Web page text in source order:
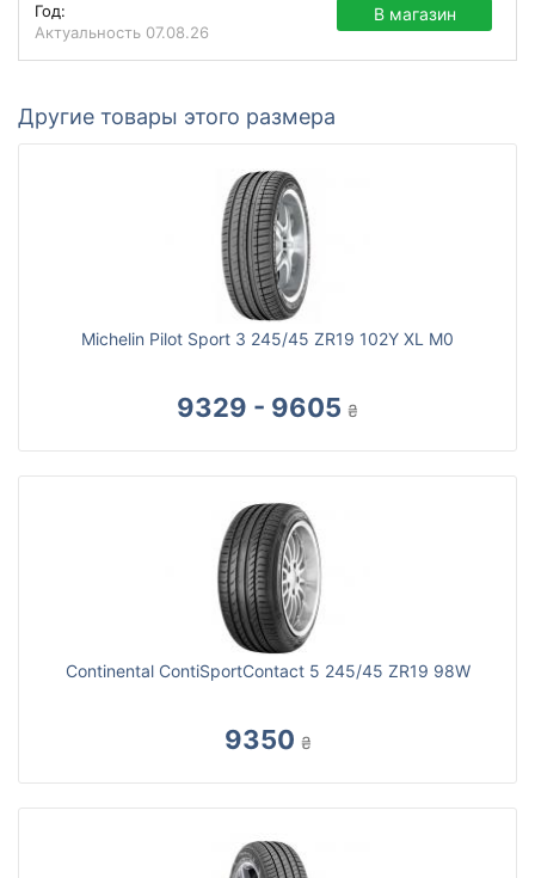
Год:
Актуальность 07.08.26
В магазин
Другие товары этого размера
Michelin Pilot Sport 3 245/45 ZR19 102Y XL M0
9329 - 9605 ₴
Continental ContiSportContact 5 245/45 ZR19 98W
9350 ₴